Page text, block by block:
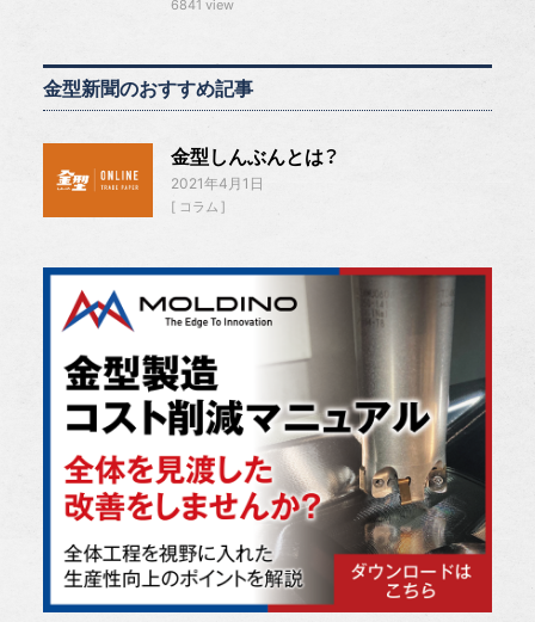
6841 view
金型新聞のおすすめ記事
金型しんぶんとは？
2021年4月1日
コラム